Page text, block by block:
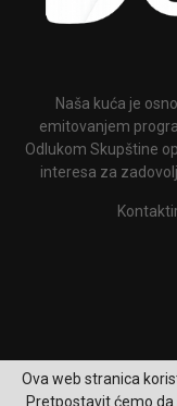
Naša kuća je
emitovanjem
Odlukom Skupštine
interesa za
Ova web stranica
Pretpostavit ćemo